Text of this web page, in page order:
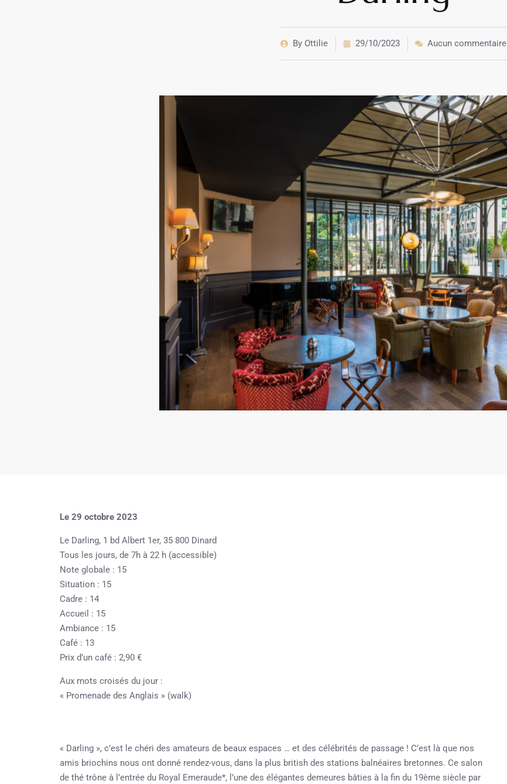
By Ottilie 29/10/2023 Aucun commentaire
Le 29 octobre 2023
Le Darling, 1 bd Albert 1er, 35 800 Dinard
Tous les jours, de 7h à 22 h (accessible)
Note globale : 15
Situation : 15
Cadre : 14
Accueil : 15
Ambiance : 15
Café : 13
Prix d’un café : 2,90 €
Aux mots croisés du jour :
« Promenade des Anglais » (walk)
« Darling », c’est le chéri des amateurs de beaux espaces … et des célébrités de passage ! C’est là que nos
amis briochins nous ont donné rendez-vous, dans la plus british des stations balnéaires bretonnes. Ce salon
de thé trône à l’entrée du Royal Emeraude*, l’une des élégantes demeures bâties à la fin du 19ème siècle par